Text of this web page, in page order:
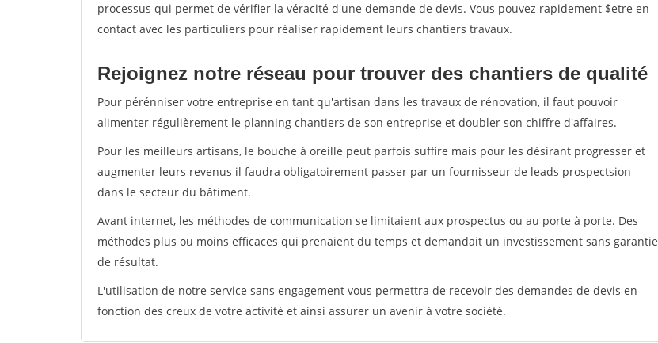
processus qui permet de vérifier la véracité d'une demande de devis. Vous pouvez rapidement $etre en
contact avec les particuliers pour réaliser rapidement leurs chantiers travaux.
Rejoignez notre réseau pour trouver des chantiers de qualité
Pour pérénniser votre entreprise en tant qu'artisan dans les travaux de rénovation, il faut pouvoir
alimenter régulièrement le planning chantiers de son entreprise et doubler son chiffre d'affaires.
Pour les meilleurs artisans, le bouche à oreille peut parfois suffire mais pour les désirant progresser et
augmenter leurs revenus il faudra obligatoirement passer par un fournisseur de leads prospectsion
dans le secteur du bâtiment.
Avant internet, les méthodes de communication se limitaient aux prospectus ou au porte à porte. Des
méthodes plus ou moins efficaces qui prenaient du temps et demandait un investissement sans garantie
de résultat.
L'utilisation de notre service sans engagement vous permettra de recevoir des demandes de devis en
fonction des creux de votre activité et ainsi assurer un avenir à votre société.